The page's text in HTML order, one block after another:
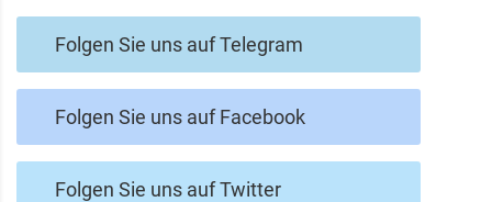
Folgen Sie uns auf Telegram
Folgen Sie uns auf Facebook
Folgen Sie uns auf Twitter